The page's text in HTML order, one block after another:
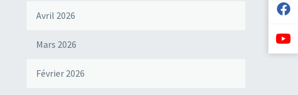
Avril 2026
Mars 2026
Février 2026